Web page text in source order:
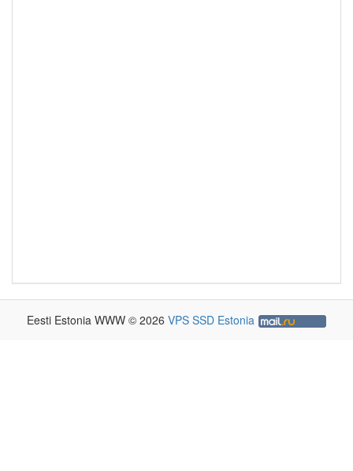
Eesti Estonia WWW © 2026 VPS SSD Estonia